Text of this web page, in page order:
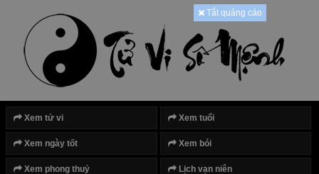
Xem tử vi Xem tuổi
Xem ngày tốt Xem bói
Xem phong thuỷ Lịch vạn niên
Tắt quảng cáo